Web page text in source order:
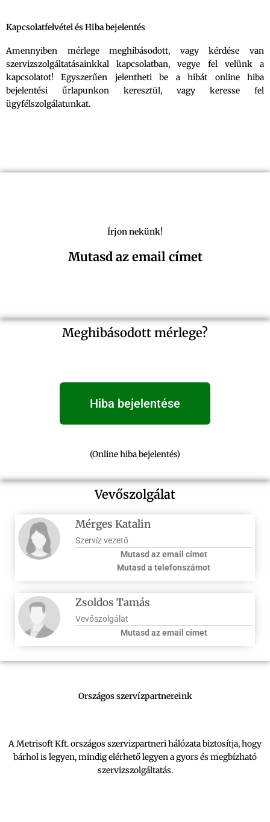
Kapcsolatfelvétel és Hiba bejelentés
Amennyiben mérlege meghibásodott, vagy kérdése van
szervizszolgáltatásainkkal kapcsolatban, vegye fel velünk a
kapcsolatot! Egyszerűen jelentheti be a hibát online hiba
bejelentési űrlapunkon keresztül, vagy keresse fel
ügyfélszolgálatunkat.
Írjon nekünk!
Mutasd az email címet
Meghibásodott mérlege?
Hiba bejelentése
(Online hiba bejelentés)
Vevőszolgálat
Mérges Katalin
Szervíz vezető
Mutasd az email címet
Mutasd a telefonszámot
Zsoldos Tamás
Vevőszolgálat
Mutasd az email címet
Országos szervízpartnereink
A Metrisoft Kft. országos szervizpartneri hálózata biztosítja, hogy
bárhol is legyen, mindig elérhető legyen a gyors és megbízható
szervizszolgáltatás.